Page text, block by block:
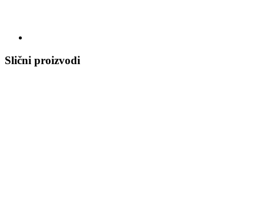
Slični proizvodi